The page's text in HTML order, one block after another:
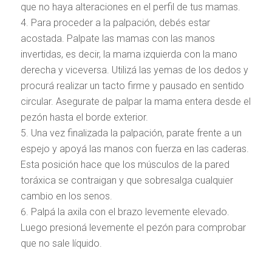
que no haya alteraciones en el perfil de tus mamas.
Para proceder a la palpación, debés estar
acostada. Palpate las mamas con las manos
invertidas, es decir, la mama izquierda con la mano
derecha y viceversa. Utilizá las yemas de los dedos y
procurá realizar un tacto firme y pausado en sentido
circular. Asegurate de palpar la mama entera desde el
pezón hasta el borde exterior.
Una vez finalizada la palpación, parate frente a un
espejo y apoyá las manos con fuerza en las caderas.
Esta posición hace que los músculos de la pared
toráxica se contraigan y que sobresalga cualquier
cambio en los senos.
Palpá la axila con el brazo levemente elevado.
Luego presioná levemente el pezón para comprobar
que no sale líquido.